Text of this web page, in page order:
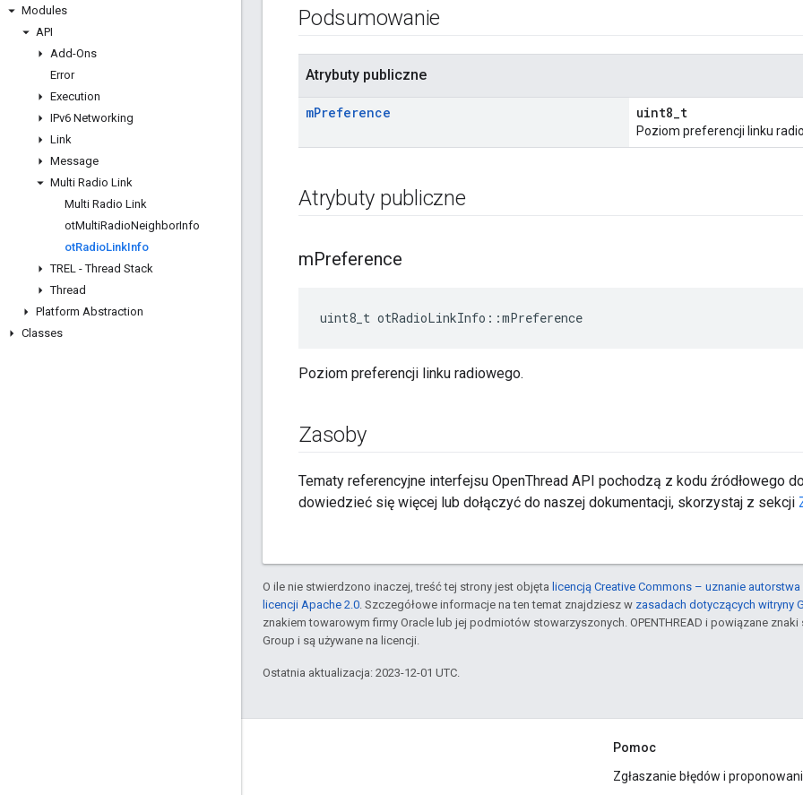
Modules
API
Add-Ons
Error
Execution
IPv6 Networking
Link
Message
Multi Radio Link
Multi Radio Link
otMultiRadioNeighborInfo
otRadioLinkInfo
TREL - Thread Stack
Thread
Platform Abstraction
Classes
Podsumowanie
Atrybuty publiczne
mPreference uint8_t
Poziom preferencji linku
Atrybuty publiczne
mPreference
uint8_t otRadioLinkInfo ::mPreference
Poziom preferencji linku radiowego.
Zasoby
Tematy referencyjne interfejsu OpenThread API pochodzą z kodu źródłowego
dowiedzieć się więcej lub dołączyć do naszej dokumentacji, skorzystaj z sekcji
O ile nie stwierdzono inaczej, treść tej strony jest objęta licencją Creative Commons – uznanie autorstwa
licencji Apache 2.0. Szczegółowe informacje na ten temat znajdziesz w zasadach dotyczących witryny
znakiem towarowym firmy Oracle lub jej podmiotów stowarzyszonych. OPENTHREAD i powiązane
Group i są używane na licencji.
Ostatnia aktualizacja: 2023-12-01 UTC.
Pomoc
Zgłaszanie błędów i